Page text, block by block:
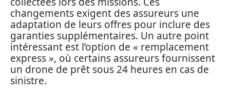
changements exigent des assureurs une
adaptation de leurs offres pour inclure des
garanties supplémentaires. Un autre point
intéressant est l’option de « remplacement
express », où certains assureurs fournissent
un drone de prêt sous 24 heures en cas de
sinistre.